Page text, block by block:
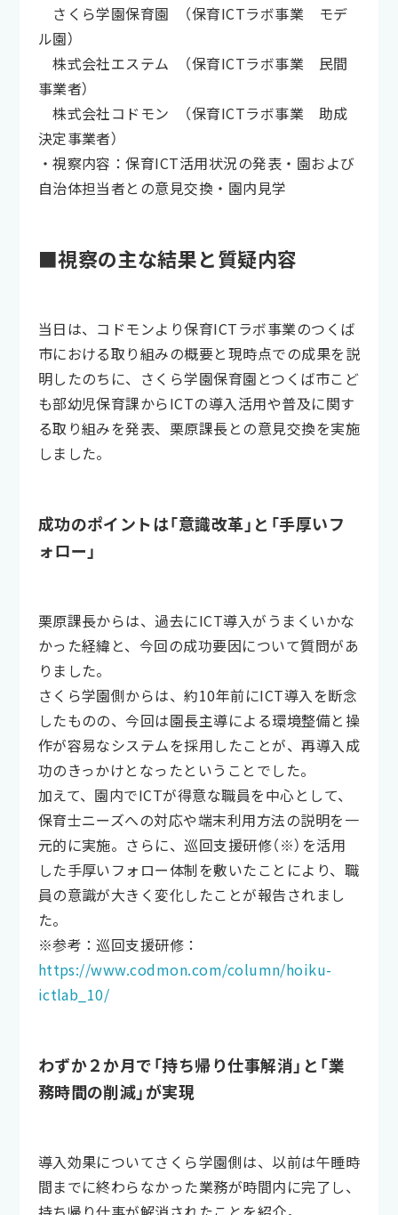
さくら学園保育園 （保育ICTラボ事業 モデ
ル園）
株式会社エステム （保育ICTラボ事業 民間
事業者）
株式会社コドモン （保育ICTラボ事業 助成
決定事業者）
・視察内容：保育ICT活用状況の発表・園および
自治体担当者との意見交換・園内見学
■視察の主な結果と質疑内容
当日は、コドモンより保育ICTラボ事業のつくば
市における取り組みの概要と現時点での成果を説
明したのちに、さくら学園保育園とつくば市こど
も部幼児保育課からICTの導入活用や普及に関す
る取り組みを発表、栗原課長との意見交換を実施
しました。
成功のポイントは「意識改革」と「手厚いフ
ォロー」
栗原課長からは、過去にICT導入がうまくいかな
かった経緯と、今回の成功要因について質問があ
りました。
さくら学園側からは、約10年前にICT導入を断念
したものの、今回は園長主導による環境整備と操
作が容易なシステムを採用したことが、再導入成
功のきっかけとなったということでした。
加えて、園内でICTが得意な職員を中心として、
保育士ニーズへの対応や端末利用方法の説明を一
元的に実施。さらに、巡回支援研修（※）を活用
した手厚いフォロー体制を敷いたことにより、職
員の意識が大きく変化したことが報告されまし
た。
※参考：巡回支援研修：
https://www.codmon.com/column/hoiku-
ictlab_10/
わずか２か月で「持ち帰り仕事解消」と「業
務時間の削減」が実現
導入効果についてさくら学園側は、以前は午睡時
間までに終わらなかった業務が時間内に完了し、